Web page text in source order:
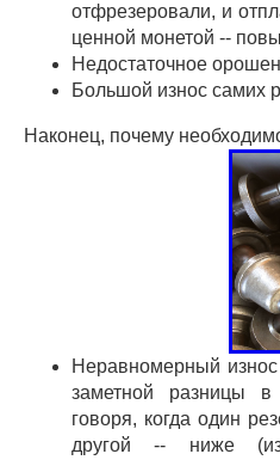
отфрезеровали, и
ценной монетой --
Недостаточное
Большой износ самих
Наконец, почему
Неравномерный
заметной разницы
говоря, когда один
другой -- ниже